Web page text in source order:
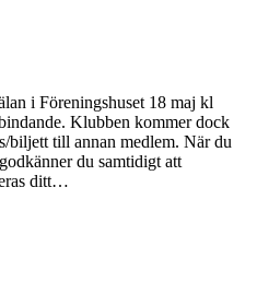
i Föreningshuset 18 maj kl
Klubben kommer dock
biljett till annan medlem. När du
du samtidigt att
ditt…